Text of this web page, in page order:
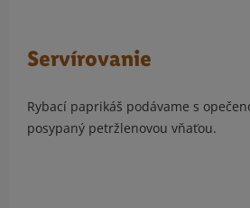
Servírovanie
Rybací paprikáš podávame s
posypaný petržlenovou vňaťou.